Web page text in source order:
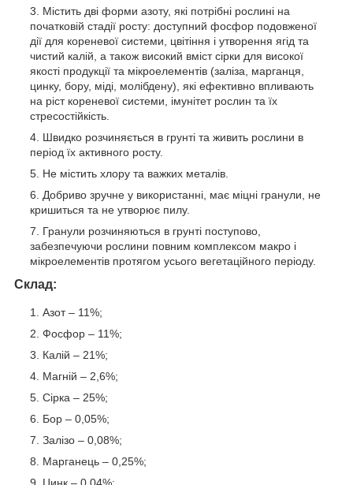
Містить дві форми азоту, які потрібні рослині на
початковій стадії росту: доступний фосфор подовженої
дії для кореневої системи, цвітіння і утворення ягід та
чистий калій, а також високий вміст сірки для високої
якості продукції та мікроелементів (заліза, марганця,
цинку, бору, міді, молібдену), які ефективно впливають
на ріст кореневої системи, імунітет рослин та їх
стресостійкість.
Швидко розчиняється в грунті та живить рослини в
період їх активного росту.
Не містить хлору та важких металів.
Добриво зручне у використанні, має міцні гранули, не
кришиться та не утворює пилу.
Гранули розчиняються в грунті поступово,
забезпечуючи рослини повним комплексом макро і
мікроелементів протягом усього вегетаційного періоду.
Склад:
Азот – 11%;
Фосфор – 11%;
Калій – 21%;
Магній – 2,6%;
Сірка – 25%;
Бор – 0,05%;
Залізо – 0,08%;
Марганець – 0,25%;